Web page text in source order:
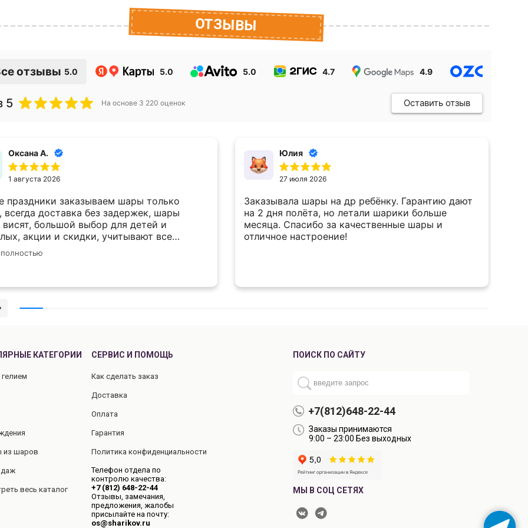
ОТЗЫВЫ
отзывы 5.0 5.0 5.0 4.7 4.9
5 На основе 3 220 оценок Оставить отзыв
Оксана А.
1 августа 2026
праздники заказываем шары только
всегда доставка без задержек, шары
висят, большой выбор для детей и
акции и скидки, учитывают все
по внесению корректировок в заказ.
вам большое!
полностью
Юлия
27 июля 2026
Заказывала шары на др ребёнку. Гарантию дают
на 2 дня полёта, но летали шарики больше
месяца. Спасибо за качественные шары и
отличное настроение!
КАТЕГОРИИ
из шаров
весь каталог
СЕРВИС И ПОМОЩЬ
Как сделать заказ
Доставка
Оплата
Гарантия
Политика конфиденциальности
Телефон отдела по
контролю качества:
+7 (812) 648-22-44
Отзывы, замечания,
предложения, жалобы
присылайте на почту:
os@sharikov.ru
ПОИСК ПО САЙТУ
+7(812)648-22-44
Заказы принимаются
9:00 – 23:00 Без выходных
МЫ В СОЦ СЕТЯХ